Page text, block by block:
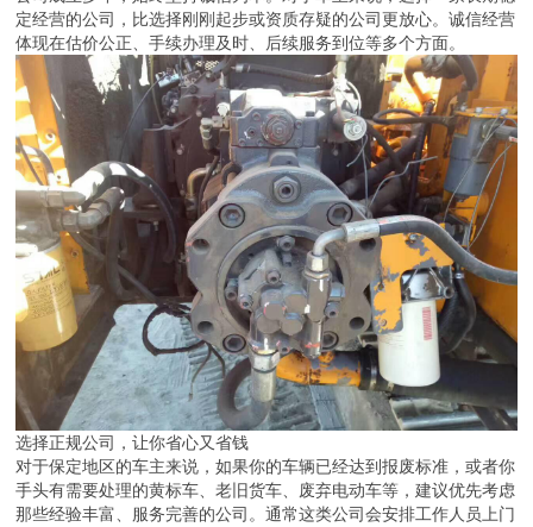
定经营的公司，比选择刚刚起步或资质存疑的公司更放心。诚信经营
体现在估价公正、手续办理及时、后续服务到位等多个方面。
选择正规公司，让你省心又省钱
对于保定地区的车主来说，如果你的车辆已经达到报废标准，或者你
手头有需要处理的黄标车、老旧货车、废弃电动车等，建议优先考虑
那些经验丰富、服务完善的公司。通常这类公司会安排工作人员上门